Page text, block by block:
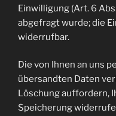
Einwilligung (Art. 6
abgefragt wurde; die
widerrufbar.
Die von Ihnen an uns
übersandten Daten
Löschung auffordern,
Speicherung